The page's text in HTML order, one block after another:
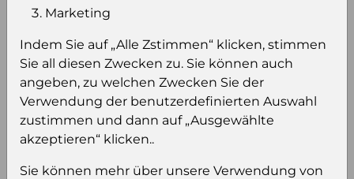
Einloggen um den Preis zu
sehen
Sie müssen eingeloggt sein, um Preise zu
sehen und/oder dieses Produkt zu kaufen.
Einloggen Anmeldung für B2B Konto
Marketing
Indem Sie auf „Alle Zstimmen“ klicken, stimmen
Sie all diesen Zwecken zu. Sie können auch
angeben, zu welchen Zwecken Sie der
Verwendung der benutzerdefinierten Auswahl
zustimmen und dann auf „Ausgewählte
akzeptieren“ klicken..
Sie können mehr über unsere Verwendung von